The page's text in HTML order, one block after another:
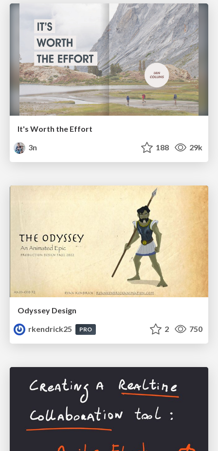
It's Worth the Effort
3n
188 29k
Odyssey Design
rkendrick25
PRO 2 750